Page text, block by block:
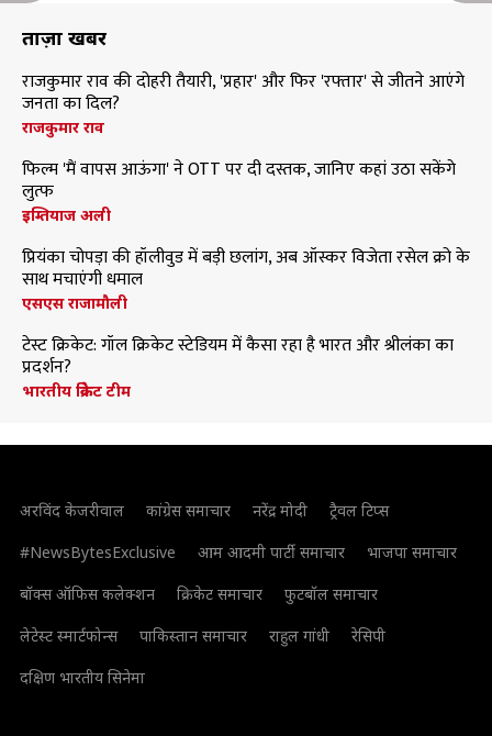
ताज़ा खबरें
राजकुमार राव की दोहरी तैयारी, 'प्रहार' और फिर 'रफ्तार' से जीतने आएंगे
जनता का दिल?
राजकुमार राव
फिल्म 'मैं वापस आऊंगा' ने OTT पर दी दस्तक, जानिए कहां उठा सकेंगे
लुत्फ
इम्तियाज अली
प्रियंका चोपड़ा की हॉलीवुड में बड़ी छलांग, अब ऑस्कर विजेता रसेल क्रो के
साथ मचाएंगी धमाल
एसएस राजामौली
टेस्ट क्रिकेट: गॉल क्रिकेट स्टेडियम में कैसा रहा है भारत और श्रीलंका का
प्रदर्शन?
भारतीय क्रिकेट टीम
अरविंद केजरीवाल कांग्रेस समाचार नरेंद्र मोदी
ट्रैवल टिप्स
#NewsBytesExclusive
आम आदमी पार्टी समाचार
भाजपा समाचार
बॉक्स ऑफिस कलेक्शन
क्रिकेट समाचार
फुटबॉल समाचार
लेटेस्ट स्मार्टफोन्स
पाकिस्तान समाचार राहुल गांधी
रेसिपी
दक्षिण भारतीय सिनेमा